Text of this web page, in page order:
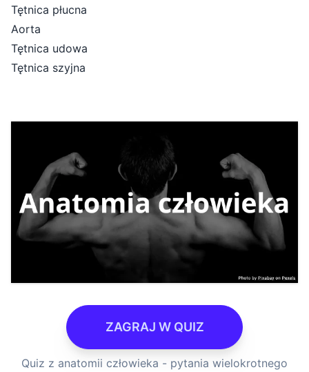
Tętnica płucna
Aorta
Tętnica udowa
Tętnica szyjna
ZAGRAJ W QUIZ
Quiz z anatomii człowieka - pytania wielokrotnego